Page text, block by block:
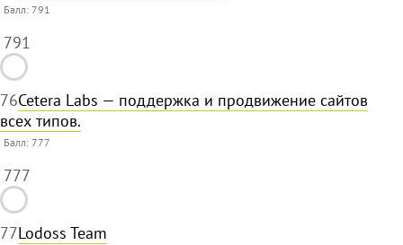
Балл:791
791
76Cetera Labs — поддержка и продвижение сайтов
всех типов.
Балл:777
777
77Lodoss Team